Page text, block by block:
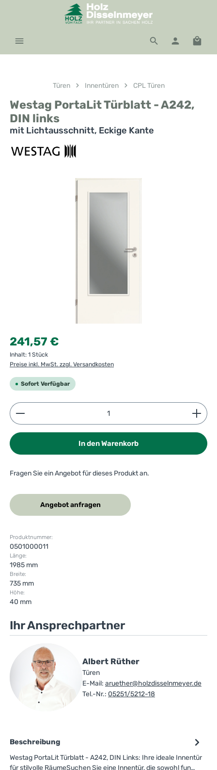
Zum Hauptinhalt springen
Türen Innentüren CPL Türen
Westag PortaLit Türblatt - A242,
DIN links
mit Lichtausschnitt, Eckige Kante
Bildergalerie überspringen
Regulärer Preis:
241,57 €
Inhalt: 1 Stück
Preise inkl. MwSt. zzgl. Versandkosten
Sofort Verfügbar
Produkt Anzahl: Gib den gewünschten Wert ein
In den Warenkorb
Fragen Sie ein Angebot für dieses Produkt an.
Angebot anfragen
Produktnummer:
0501000011
Länge:
1985 mm
Breite:
735 mm
Höhe:
40 mm
Ihr Ansprechpartner
Albert Rüther
Türen
E-Mail: aruether@holzdisselnmeyer.de
Tel.-Nr.: 05251/5212-18
Beschreibung
Westag PortaLit Türblatt - A242, DIN Links: Ihre ideale Innentür
für stilvolle RäumeSuchen Sie eine Innentür, die sowohl fun…